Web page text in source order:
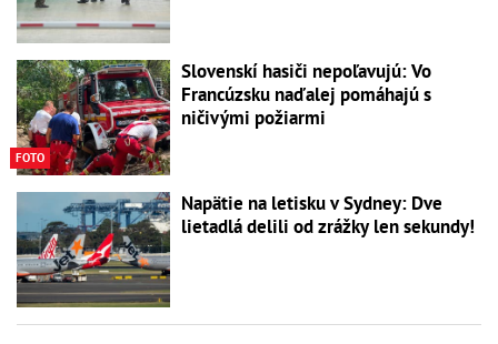
FOTO
Slovenskí hasiči nepoľavujú: Vo
Francúzsku naďalej pomáhajú s
ničivými požiarmi
Napätie na letisku v Sydney: Dve
lietadlá delili od zrážky len sekundy!